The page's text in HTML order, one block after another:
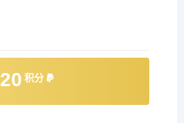
20 积分